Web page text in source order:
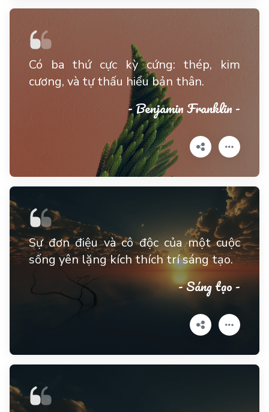
Có ba thứ cực kỳ cứng: thép, kim
cương, và tự thấu hiểu bản thân.
- Benjamin Franklin -
Sự đơn điệu và cô độc của một cuộc
sống yên lặng kích thích trí sáng tạo.
- Sáng tạo -